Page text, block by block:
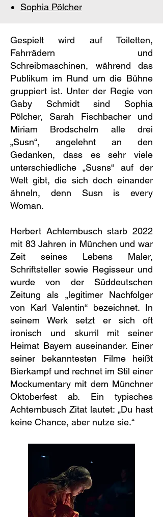
Sophia Pölcher
Gespielt wird auf Toiletten,
Fahrrädern und
Schreibmaschinen, während das
Publikum im Rund um die Bühne
gruppiert ist. Unter der Regie von
Gaby Schmidt sind Sophia
Pölcher, Sarah Fischbacher und
Miriam Brodschelm alle drei
„Susn“, angelehnt an den
Gedanken, dass es sehr viele
unterschiedliche „Susns“ auf der
Welt gibt, die sich doch einander
ähneln, denn Susn is every
Woman.
Herbert Achternbusch starb 2022
mit 83 Jahren in München und war
Zeit seines Lebens Maler,
Schriftsteller sowie Regisseur und
wurde von der Süddeutschen
Zeitung als „legitimer Nachfolger
von Karl Valentin“ bezeichnet. In
seinem Werk setzt er sich oft
ironisch und skurril mit seiner
Heimat Bayern auseinander. Einer
seiner bekanntesten Filme heißt
Bierkampf und rechnet im Stil einer
Mockumentary mit dem Münchner
Oktoberfest ab. Ein typisches
Achternbusch Zitat lautet: „Du hast
keine Chance, aber nutze sie.“